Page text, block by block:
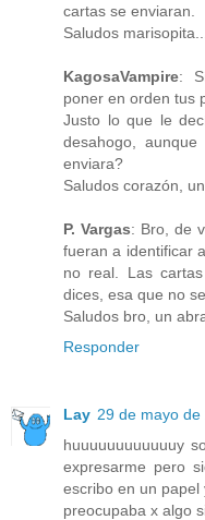
cartas se enviaran.
Saludos marisopita...
KagosaVampire:
poner en orden tus
Justo lo que le
desahogo,
enviara?
Saludos corazón, un
P. Vargas: Bro, de
fueran a identificar
no real. Las
dices, esa que no
Saludos bro, un
Responder
Lay 29 de mayo de
huuuuuuuuuuuuy
expresarme pero
escribo en un
preocupaba x algo